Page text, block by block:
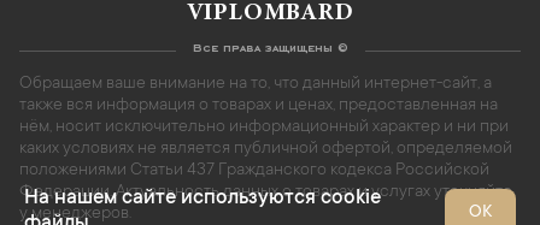
VIPLOMBARD
Все права защищены ©
Обращаем ваше внимание на то, что данный интернет-сайт, а
также вся информация о товарах и ценах, предоставленная на
нём, носит исключительно информационный характер и ни при
каких условиях не является публичной офертой, определяемой
положениями Статьи 437 Гражданского кодекса Российской
Федерации. Актуальность данных о товарах и услугах уточняйте
у менеджеров.
На нашем сайте используются cookie
ОК